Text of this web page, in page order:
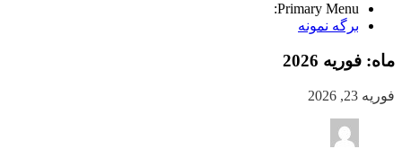
Primary Menu:
برگه نمونه
ماه: فوریه 2026
فوریه 23, 2026